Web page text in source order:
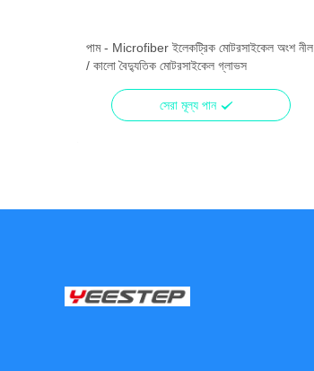
পাম - Microfiber ইলেকট্রিক মোটরসাইকেল অংশ নীল
/ কালো বৈদ্যুতিক মোটরসাইকেল গ্লাভস
সেরা মূল্য পান